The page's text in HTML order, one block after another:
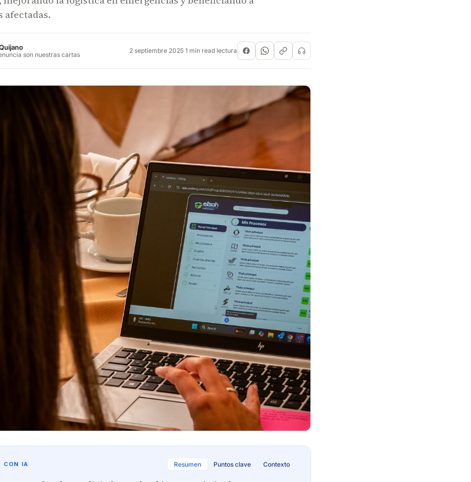
afectadas.
son nuestras cartas 2 septiembre 2025·1 min read lectura
CON IA Resumen Puntos clave Contexto